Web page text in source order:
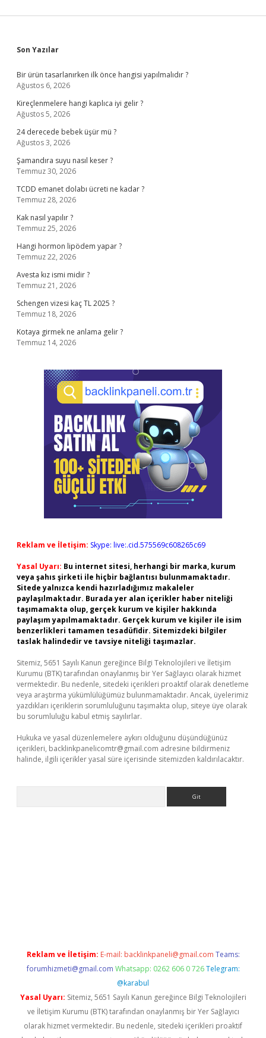
Sidebar
Son Yazılar
Bir ürün tasarlanırken ilk önce hangisi yapılmalıdır ?
Ağustos 6, 2026
Kireçlenmelere hangi kaplıca iyi gelir ?
Ağustos 5, 2026
24 derecede bebek üşür mü ?
Ağustos 3, 2026
Şamandıra suyu nasıl keser ?
Temmuz 30, 2026
TCDD emanet dolabı ücreti ne kadar ?
Temmuz 28, 2026
Kak nasıl yapılır ?
Temmuz 25, 2026
Hangi hormon lipödem yapar ?
Temmuz 22, 2026
Avesta kız ismi midir ?
Temmuz 21, 2026
Schengen vizesi kaç TL 2025 ?
Temmuz 18, 2026
Kotaya girmek ne anlama gelir ?
Temmuz 14, 2026
Reklam ve İletişim: Skype: live:.cid.575569c608265c69
Yasal Uyarı: Bu internet sitesi, herhangi bir marka, kurum
veya şahıs şirketi ile hiçbir bağlantısı bulunmamaktadır.
Sitede yalnızca kendi hazırladığımız makaleler
paylaşılmaktadır. Burada yer alan içerikler haber niteliği
taşımamakta olup, gerçek kurum ve kişiler hakkında
paylaşım yapılmamaktadır. Gerçek kurum ve kişiler ile isim
benzerlikleri tamamen tesadüfidir. Sitemizdeki bilgiler
taslak halindedir ve tavsiye niteliği taşımazlar.
Sitemiz, 5651 Sayılı Kanun gereğince Bilgi Teknolojileri ve İletişim
Kurumu (BTK) tarafından onaylanmış bir Yer Sağlayıcı olarak hizmet
vermektedir. Bu nedenle, sitedeki içerikleri proaktif olarak denetleme
veya araştırma yükümlülüğümüz bulunmamaktadır. Ancak, üyelerimiz
yazdıkları içeriklerin sorumluluğunu taşımakta olup, siteye üye olarak
bu sorumluluğu kabul etmiş sayılırlar.
Hukuka ve yasal düzenlemelere aykırı olduğunu düşündüğünüz
içerikleri, backlinkpanelicomtr@gmail.com adresine bildirmeniz
halinde, ilgili içerikler yasal süre içerisinde sitemizden kaldırılacaktır.
Reklam ve İletişim: E-mail: backlinkpaneli@gmail.com Teams:
forumhizmeti@gmail.com Whatsapp: 0262 606 0 726 Telegram:
@karabul
Yasal Uyarı: Sitemiz, 5651 Sayılı Kanun gereğince Bilgi Teknolojileri
ve İletişim Kurumu (BTK) tarafından onaylanmış bir Yer Sağlayıcı
olarak hizmet vermektedir. Bu nedenle, sitedeki içerikleri proaktif